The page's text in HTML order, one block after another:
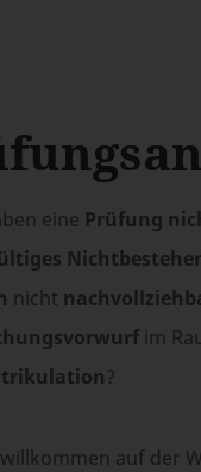
eine Prüfung
nicht
im
?
auf der